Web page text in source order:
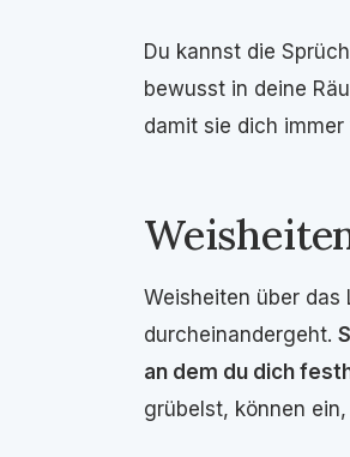
Du kannst die
bewusst in deine
damit sie dich
Weisheiten über das
durcheinandergeht.
an dem du dich
grübelst, können